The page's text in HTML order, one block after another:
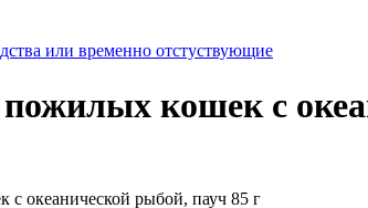
или временно отстуствующие
кошек с